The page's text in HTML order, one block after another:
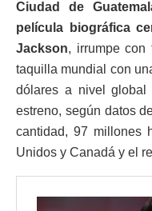
Ciudad de
película biográfica
Jackson, irrumpe con
taquilla mundial con
dólares a nivel
estreno, según datos
cantidad, 97 millones
Unidos y Canadá y el